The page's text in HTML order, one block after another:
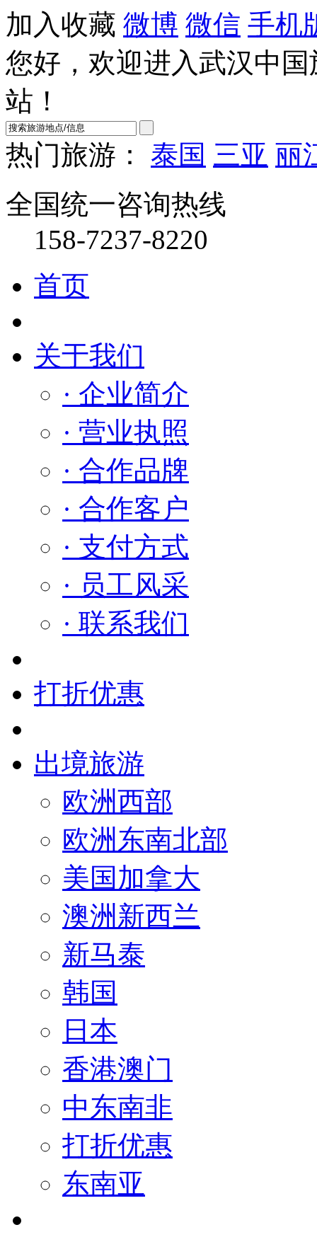
加入收藏 微博 微信 手机
您好，欢迎进入武汉中
站！
热门旅游：
泰国 三亚 丽
全国统一咨询热线
158-7237-8220
首页
关于我们
· 企业简介
· 营业执照
· 合作品牌
· 合作客户
· 支付方式
· 员工风采
· 联系我们
打折优惠
出境旅游
欧洲西部
欧洲东南北部
美国加拿大
澳洲新西兰
新马泰
韩国
日本
香港澳门
中东南非
打折优惠
东南亚